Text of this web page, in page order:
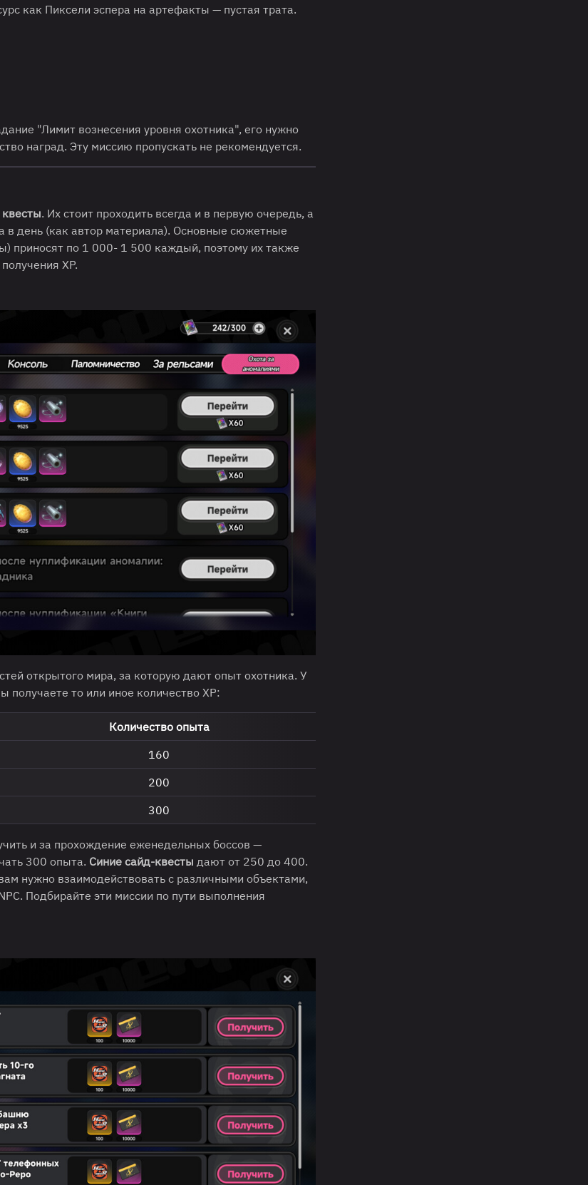
как Пиксели эспера на артефакты — пустая трата.
"Лимит вознесения уровня охотника", его нужно
наград. Эту миссию пропускать не рекомендуется.
. Их стоит проходить всегда и в первую очередь, а
в день (как автор материала). Основные сюжетные
приносят по 1 000- 1 500 каждый, поэтому их также
XP.
открытого мира, за которую дают опыт охотника. У
получаете то или иное количество XP:
Количество опыта
160
200
300
и за прохождение еженедельных боссов —
300 опыта. Синие сайд-квесты дают от 250 до 400.
нужно взаимодействовать с различными объектами,
Подбирайте эти миссии по пути выполнения